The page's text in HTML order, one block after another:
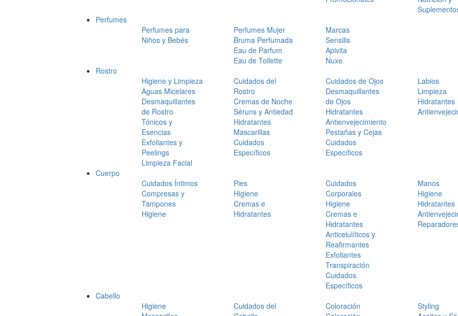
Perfumes
Perfumes para
Niños y Bebés
Perfumes Mujer
Bruma Perfumada
Eau de Parfum
Eau de Toilette
Marcas
Sensilis
Apivita
Nuxe
Rostro
Higiene y Limpieza
Aguas Micelares
Desmaquillantes
de Rostro
Tónicos y
Esencias
Exfoliantes y
Peelings
Limpieza Facial
Cuidados del
Rostro
Cremas de Noche
Séruns y Antiedad
Hidratantes
Mascarillas
Cuidados
Específicos
Cuidados de Ojos
Desmaquillantes
de Ojos
Hidratantes
Antienvejecimiento
Pestañas y Cejas
Cuidados
Específicos
Labios
Limpieza
Hidratantes
Cuerpo
Cuidados Íntimos
Compresas y
Tampones
Higiene
Pies
Higiene
Cremas e
Hidratantes
Cuidados
Corporales
Higiene
Cremas e
Hidratantes
Anticelulíticos y
Reafirmantes
Exfoliantes
Transpiración
Cuidados
Específicos
Manos
Higiene
Hidratantes
Cabello
Higiene
Cuidados del
Coloración
Styling